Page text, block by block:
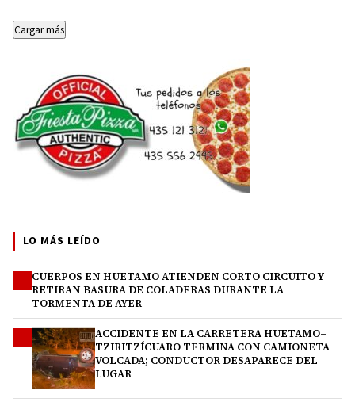
Cargar más
LO MÁS LEÍDO
CUERPOS EN HUETAMO ATIENDEN CORTO CIRCUITO Y
RETIRAN BASURA DE COLADERAS DURANTE LA
TORMENTA DE AYER
ACCIDENTE EN LA CARRETERA HUETAMO–
TZIRITZÍCUARO TERMINA CON CAMIONETA
VOLCADA; CONDUCTOR DESAPARECE DEL
LUGAR